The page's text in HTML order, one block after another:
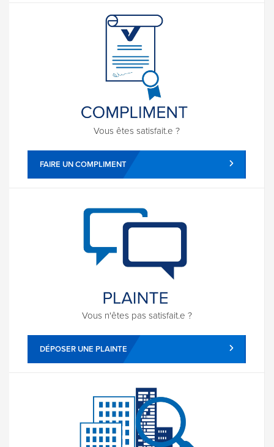
Vous êtes satisfait.e ?
FAIRE UN COMPLIMENT
Vous n'êtes pas satisfait.e ?
DÉPOSER UNE PLAINTE